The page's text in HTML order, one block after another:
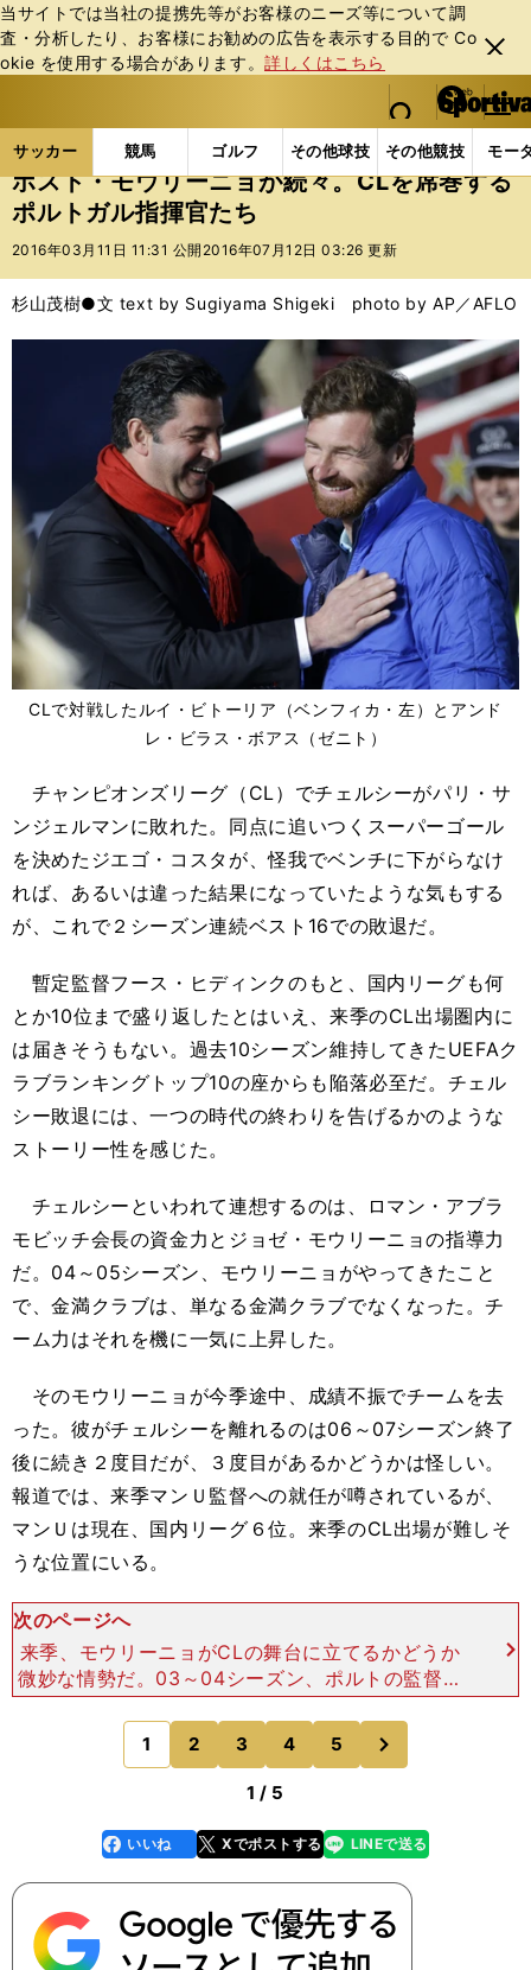
当サイトでは当社の提携先等がお客様のニーズ等について調
査・分析したり、お客様にお勧めの広告を表⽰する⽬的で Co
okie を使⽤する場合があります。詳しくはこちら
閉じ
る
web Sportiva (webスポルティーバ)
検索
マイペ
ー
ジ
メニュ
サッカー 競馬 ゴルフ その他球技 その他競技 モー
ス
ポ
ル
バ
サッカーの記事一覧 海外サッカー 海外サッカー
ポスト・モウリーニョが続々。CLを席巻する
ポルトガル指揮官たち
2016年03月11日 11:31 公開 2016年07月12日 03:26 更新
杉山茂樹●文 text by Sugiyama Shigeki photo by AP／AFLO
CLで対戦したルイ・ビトーリア（ベンフィカ・左）とアンド
レ・ビラス・ボアス（ゼニト）
チャンピオンズリーグ（CL）でチェルシーがパリ・サ
ンジェルマンに敗れた。同点に追いつくスーパーゴール
を決めたジエゴ・コスタが、怪我でベンチに下がらなけ
れば、あるいは違った結果になっていたような気もする
が、これで２シーズン連続ベスト16での敗退だ。
暫定監督フース・ヒディンクのもと、国内リーグも何
とか10位まで盛り返したとはいえ、来季のCL出場圏内に
は届きそうもない。過去10シーズン維持してきたUEFAク
ラブランキングトップ10の座からも陥落必至だ。チェル
シー敗退には、一つの時代の終わりを告げるかのような
ストーリー性を感じた。
チェルシーといわれて連想するのは、ロマン・アブラ
モビッチ会長の資金力とジョゼ・モウリーニョの指導力
だ。04～05シーズン、モウリーニョがやってきたこと
で、金満クラブは、単なる金満クラブでなくなった。チ
ーム力はそれを機に一気に上昇した。
そのモウリーニョが今季途中、成績不振でチームを去
った。彼がチェルシーを離れるのは06～07シーズン終了
後に続き２度目だが、３度目があるかどうかは怪しい。
報道では、来季マンＵ監督への就任が噂されているが、
マンＵは現在、国内リーグ６位。来季のCL出場が難しそ
うな位置にいる。
次のページへ
来季、モウリーニョがCLの舞台に立てるかどうか
微妙な情勢だ。03～04シーズン、ポルトの監督と
してCL優勝を飾って以来、毎シーズン、監督とし
て出場を果たしてきたが、それが途絶える可能性が
高まっている。
1 2 3 4 5
のページへ
1 / 5
faceboo
k
いいね Xでポストする
line LINEで送る